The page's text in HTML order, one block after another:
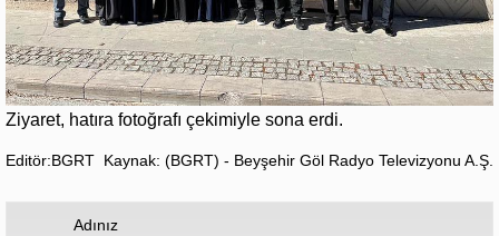
Ziyaret, hatıra fotoğrafı çekimiyle sona erdi.
Editör:BGRT Kaynak: (BGRT) - Beyşehir Göl Radyo Televizyonu A.Ş.
Adınız